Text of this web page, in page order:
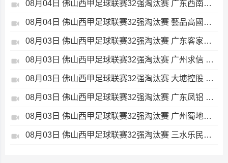
08月04日 佛山西甲足球联赛32强淘汰赛 广东西南建设 VS 香港圣徒 全场录像
08月04日 佛山西甲足球联赛32强淘汰赛 藝品高國際 VS 湛江狂狼·粵辉能源 全场录像
08月03日 佛山西甲足球联赛32强淘汰赛 广东客家青年 VS 广州英华思力U17 全场录像
08月03日 佛山西甲足球联赛32强淘汰赛 广州求信 VS 顺德新青年 全场录像
08月03日 佛山西甲足球联赛32强淘汰赛 大塘控股 VS 茂名市点都得 全场录像
08月03日 佛山西甲足球联赛32强淘汰赛 广东凤铝 VS 湛江八部科技 全场录像
08月03日 佛山西甲足球联赛32强淘汰赛 广州蜀地红 VS 广州戴拿模 全场录像
08月03日 佛山西甲足球联赛32强淘汰赛 三水乐民兴健力宝 VS 中国澳门澳科精英 全场录像